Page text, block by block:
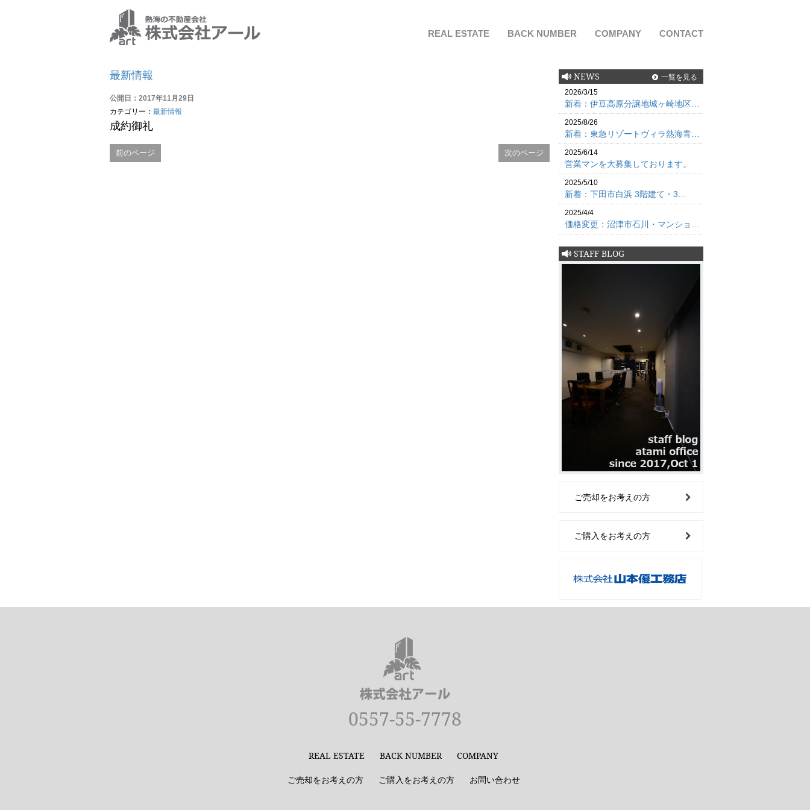
REAL ESTATE BACK NUMBER COMPANY CONTACT
最新情報
公開日：2017年11月29日
カテゴリー： 最新情報
成約御礼
前のページ 次のページ
NEWS 一覧を見る
2026/3/15
新着：伊豆高原分譲地城ヶ崎地区…
2025/8/26
新着：東急リゾートヴィラ熱海青…
2025/6/14
営業マンを大募集しております。
2025/5/10
新着：下田市白浜 3階建て・3…
2025/4/4
価格変更：沼津市石川・マンショ…
STAFF BLOG
ご売却をお考えの方
ご購入をお考えの方
0557-55-7778
REAL ESTATE BACK NUMBER COMPANY
ご売却をお考えの方 ご購入をお考えの方 お問い合わせ